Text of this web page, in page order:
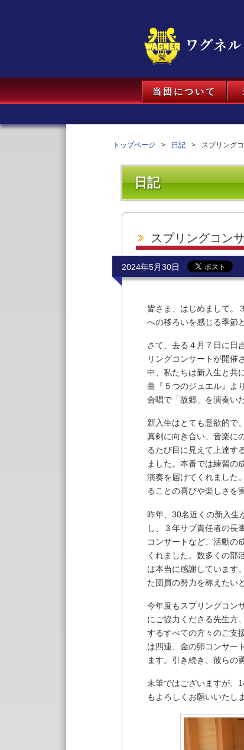
当団について
トップページ 日記 スプリング
日記
スプリングコン
2024年5月30日
皆さま、はじめまして。
への移ろいを感じる季節
さて、去る４月７日に日
リングコンサートが開催
中、私たちは新入生と共
曲『５つのジュエル』よ
合唱で「故郷」を演奏い
新入生はとても意欲的で
真剣に向き合い、音楽に
るたび目に見えて上達す
ました。本番では練習の
演奏を届けてくれました
ることの喜びや楽しさを
昨年、30名近くの新入生
し、３年サブ責任者の長
コンサートなど、活動の
くれました。数多くの部
は本当に感謝しています
た団員の努力を称えたい
今年度もスプリングコン
にご協力くださる先生方
するすべての方々のご支
は四連、金の卵コンサー
ます。引き続き、彼らの
末筆ではございますが、
もよろしくお願いいたし